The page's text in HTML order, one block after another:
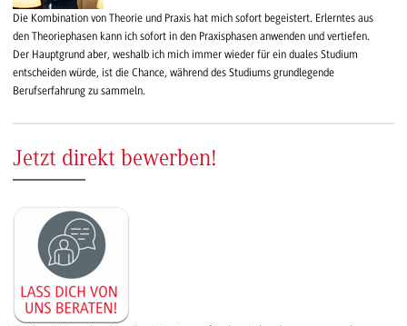
Die Kombination von Theorie und Praxis hat mich sofort begeistert. Erlerntes aus
den Theoriephasen kann ich sofort in den Praxisphasen anwenden und vertiefen.
Der Hauptgrund aber, weshalb ich mich immer wieder für ein duales Studium
entscheiden würde, ist die Chance, während des Studiums grundlegende
Berufserfahrung zu sammeln.
Jetzt direkt bewerben!